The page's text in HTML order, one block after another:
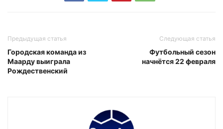
Предыдущая статья
Городская команда из
Маарду выиграла
Рождественский
Следующая статья
Футбольный сезон
начнётся 22 февраля